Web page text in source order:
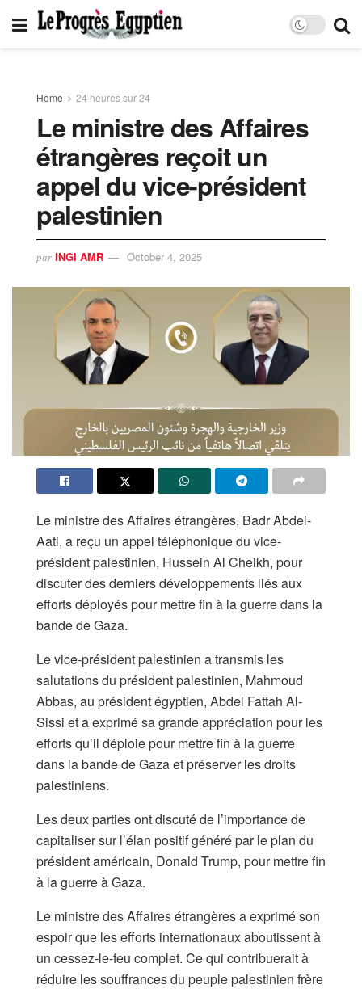
Home 24 heures sur 24
Le ministre des Affaires
étrangères reçoit un
appel du vice-président
palestinien
par INGI AMR October 4, 2025
Le ministre des Affaires étrangères, Badr Abdel-
Aati, a reçu un appel téléphonique du vice-
président palestinien, Hussein Al Cheikh, pour
discuter des derniers développements liés aux
efforts déployés pour mettre fin à la guerre dans la
bande de Gaza.
Le vice-président palestinien a transmis les
salutations du président palestinien, Mahmoud
Abbas, au président égyptien, Abdel Fattah Al-
Sissi et a exprimé sa grande appréciation pour les
efforts qu’il déploie pour mettre fin à la guerre
dans la bande de Gaza et préserver les droits
palestiniens.
Les deux parties ont discuté de l’importance de
capitaliser sur l’élan positif généré par le plan du
président américain, Donald Trump, pour mettre fin
à la guerre à Gaza.
Le ministre des Affaires étrangères a exprimé son
espoir que les efforts internationaux aboutissent à
un cessez-le-feu complet. Ce qui contribuerait à
réduire les souffrances du peuple palestinien frère